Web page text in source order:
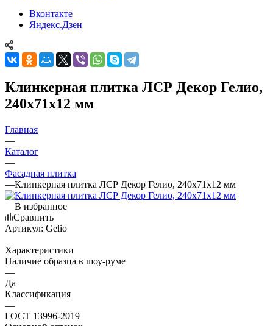
Вконтакте
Яндекс.Дзен
Клинкерная плитка ЛСР Декор Гелио,
240х71х12 мм
Главная
—
Каталог
—
Фасадная плитка
—Клинкерная плитка ЛСР Декор Гелио, 240х71х12 мм
В избранное
Сравнить
Артикул: Gelio
Характеристики
Наличие образца в шоу-руме
—
Да
Классификация
—
ГОСТ 13996-2019